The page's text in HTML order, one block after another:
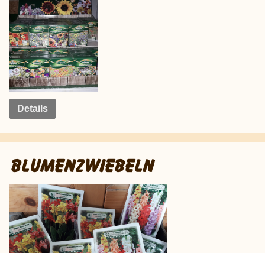
Details
BLUMENZWIEBELN